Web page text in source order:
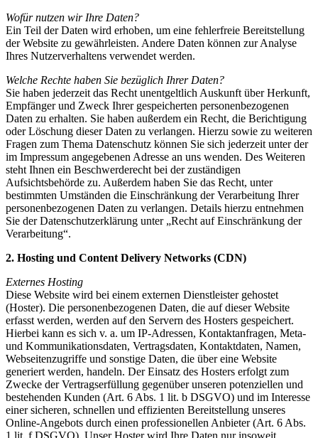
Wofür nutzen wir Ihre Daten?
Ein Teil der Daten wird erhoben, um eine fehlerfreie Bereitstellung
der Website zu gewährleisten. Andere Daten können zur Analyse
Ihres Nutzerverhaltens verwendet werden.
Welche Rechte haben Sie bezüglich Ihrer Daten?
Sie haben jederzeit das Recht unentgeltlich Auskunft über Herkunft,
Empfänger und Zweck Ihrer gespeicherten personenbezogenen
Daten zu erhalten. Sie haben außerdem ein Recht, die Berichtigung
oder Löschung dieser Daten zu verlangen. Hierzu sowie zu weiteren
Fragen zum Thema Datenschutz können Sie sich jederzeit unter der
im Impressum angegebenen Adresse an uns wenden. Des Weiteren
steht Ihnen ein Beschwerderecht bei der zuständigen
Aufsichtsbehörde zu. Außerdem haben Sie das Recht, unter
bestimmten Umständen die Einschränkung der Verarbeitung Ihrer
personenbezogenen Daten zu verlangen. Details hierzu entnehmen
Sie der Datenschutzerklärung unter „Recht auf Einschränkung der
Verarbeitung“.
2. Hosting und Content Delivery Networks (CDN)
Externes Hosting
Diese Website wird bei einem externen Dienstleister gehostet
(Hoster). Die personenbezogenen Daten, die auf dieser Website
erfasst werden, werden auf den Servern des Hosters gespeichert.
Hierbei kann es sich v. a. um IP-Adressen, Kontaktanfragen, Meta-
und Kommunikationsdaten, Vertragsdaten, Kontaktdaten, Namen,
Webseitenzugriffe und sonstige Daten, die über eine Website
generiert werden, handeln. Der Einsatz des Hosters erfolgt zum
Zwecke der Vertragserfüllung gegenüber unseren potenziellen und
bestehenden Kunden (Art. 6 Abs. 1 lit. b DSGVO) und im Interesse
einer sicheren, schnellen und effizienten Bereitstellung unseres
Online-Angebots durch einen professionellen Anbieter (Art. 6 Abs.
1 lit. f DSGVO). Unser Hoster wird Ihre Daten nur insoweit